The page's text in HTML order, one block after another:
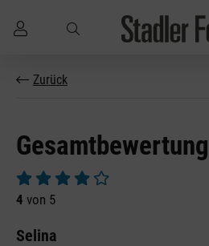
Zum Hauptinhalt springen
Zurück
Gesamtbewertung
Durchschnittliche Bewertung von 4
4 von 5
Selina